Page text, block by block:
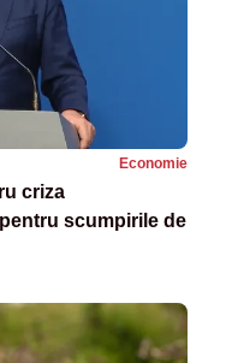
Economie
criza
scumpirile de